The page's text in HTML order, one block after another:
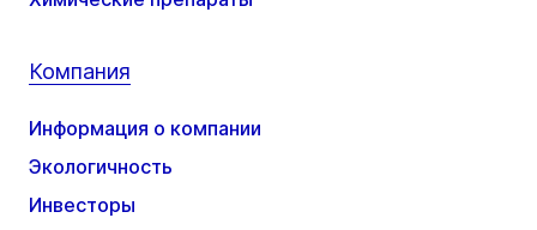
Компания
Информация о компании
Экологичность
Инвесторы